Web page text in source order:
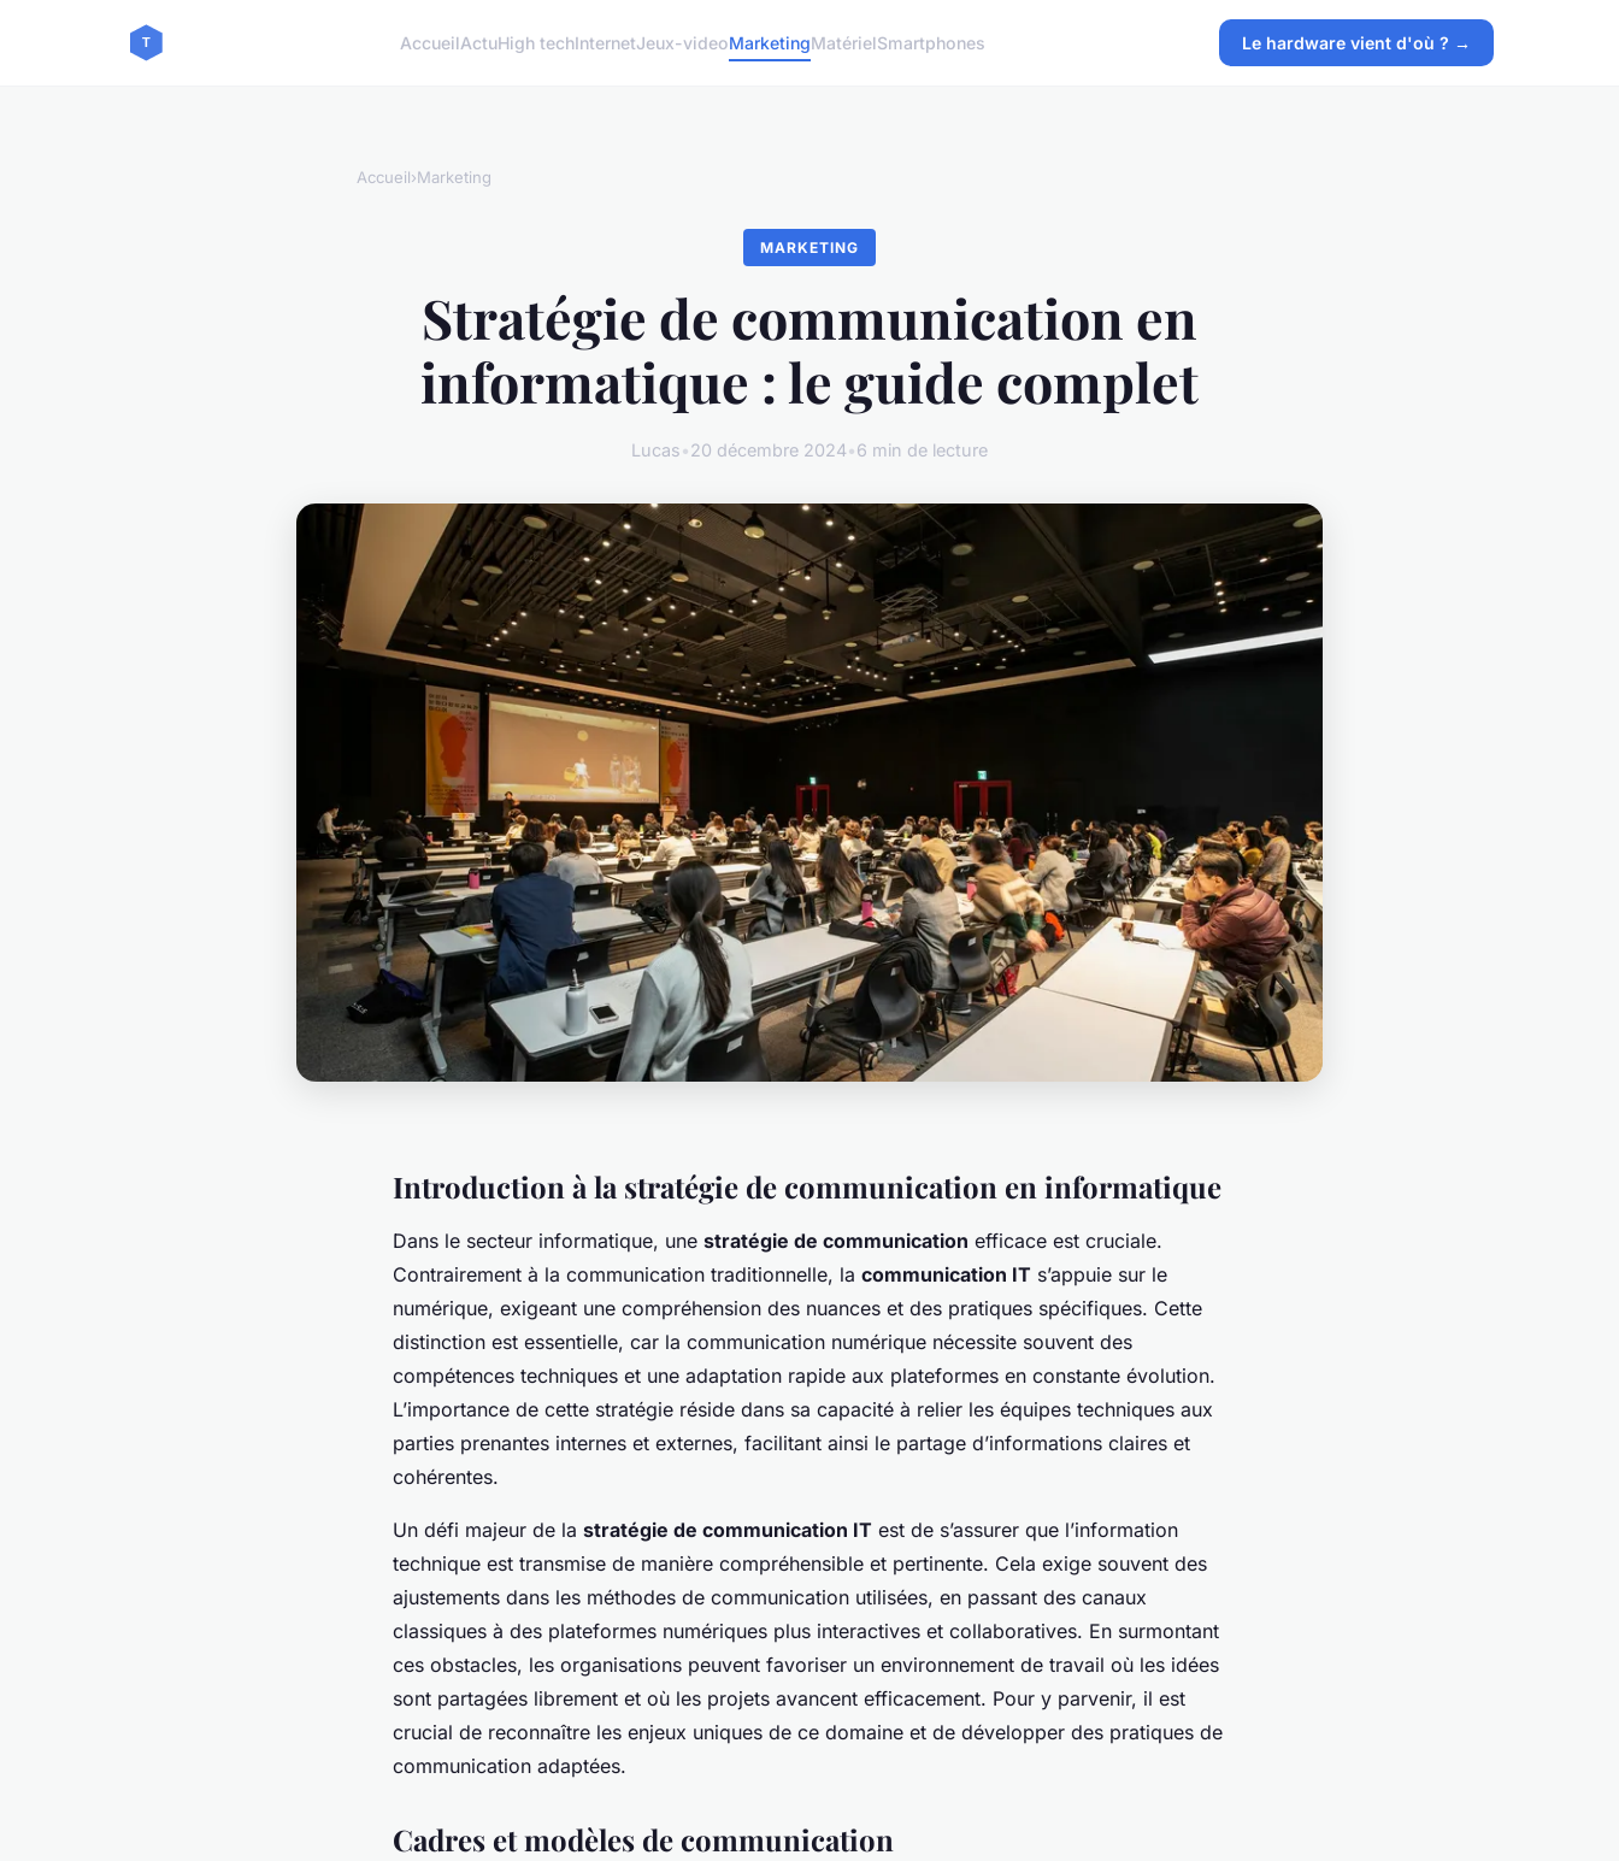
AccueilActuHigh techInternetJeux-videoMarketingMatérielSmartphones Le hardware vient d'où ? →
Accueil›Marketing
MARKETING
Stratégie de communication en
informatique : le guide complet
Lucas•20 décembre 2024•6 min de lecture
Introduction à la stratégie de communication en informatique
Dans le secteur informatique, une stratégie de communication efficace est cruciale.
Contrairement à la communication traditionnelle, la communication IT s’appuie sur le
numérique, exigeant une compréhension des nuances et des pratiques spécifiques. Cette
distinction est essentielle, car la communication numérique nécessite souvent des
compétences techniques et une adaptation rapide aux plateformes en constante évolution.
L’importance de cette stratégie réside dans sa capacité à relier les équipes techniques aux
parties prenantes internes et externes, facilitant ainsi le partage d’informations claires et
cohérentes.
Un défi majeur de la stratégie de communication IT est de s’assurer que l’information
technique est transmise de manière compréhensible et pertinente. Cela exige souvent des
ajustements dans les méthodes de communication utilisées, en passant des canaux
classiques à des plateformes numériques plus interactives et collaboratives. En surmontant
ces obstacles, les organisations peuvent favoriser un environnement de travail où les idées
sont partagées librement et où les projets avancent efficacement. Pour y parvenir, il est
crucial de reconnaître les enjeux uniques de ce domaine et de développer des pratiques de
communication adaptées.
Cadres et modèles de communication